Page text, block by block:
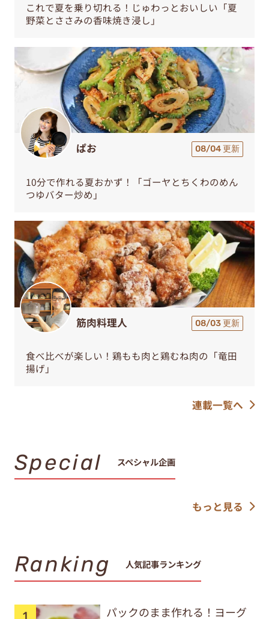
これで夏を乗り切れる！じゅわっとおいしい「夏
野菜とささみの香味焼き浸し」
ぱお 08/04 更新
10分で作れる夏おかず！「ゴーヤとちくわのめん
つゆバター炒め」
筋肉料理人 08/03 更新
食べ比べが楽しい！鶏もも肉と鶏むね肉の「竜田
揚げ」
連載一覧へ
Special スペシャル企画
もっと見る
Ranking 人気記事ランキング
パックのまま作れる！ヨーグ